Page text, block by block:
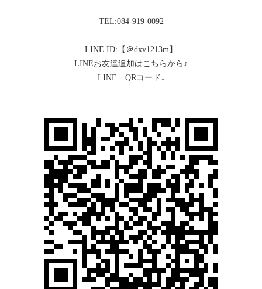
TEL:084-919-0092
LINE ID:【＠dxv1213m】
LINEお友達追加はこちらから♪
LINE QRコード↓